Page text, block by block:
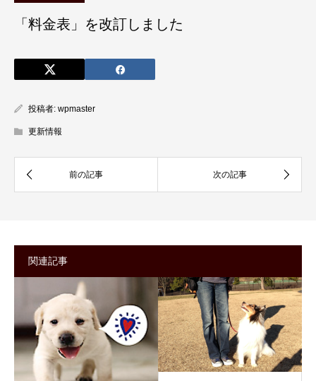
「料金表」を改訂しました
投稿者: wpmaster
更新情報
関連記事